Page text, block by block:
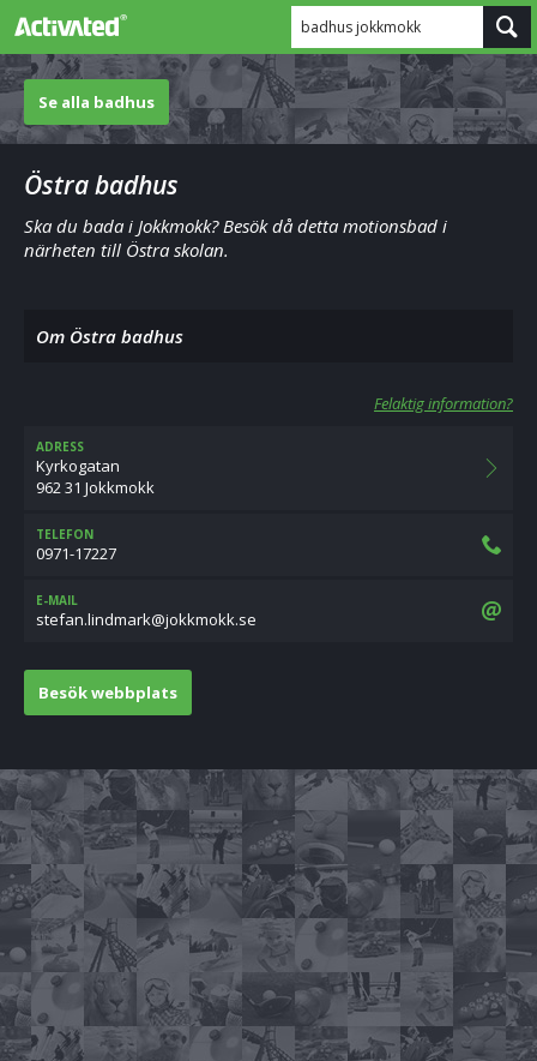
badhus jokkmokk
Se alla badhus
Östra badhus
Ska du bada i Jokkmokk? Besök då detta motionsbad i
närheten till Östra skolan.
Om Östra badhus
Felaktig information?
ADRESS
Kyrkogatan
962 31 Jokkmokk
TELEFON
0971-17227
E-MAIL
es.kkomkkoj@kramdnil.nafets
Besök webbplats